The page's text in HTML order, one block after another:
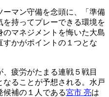
マン守備を念頭に、「準備
を持ってプレーできる環境を
マネジメントを悔いた大島
かがポイントの１つとな
疲労がたまる連戦５戦目
ることが予想される。水戸
候補の１人である宮市 亮は